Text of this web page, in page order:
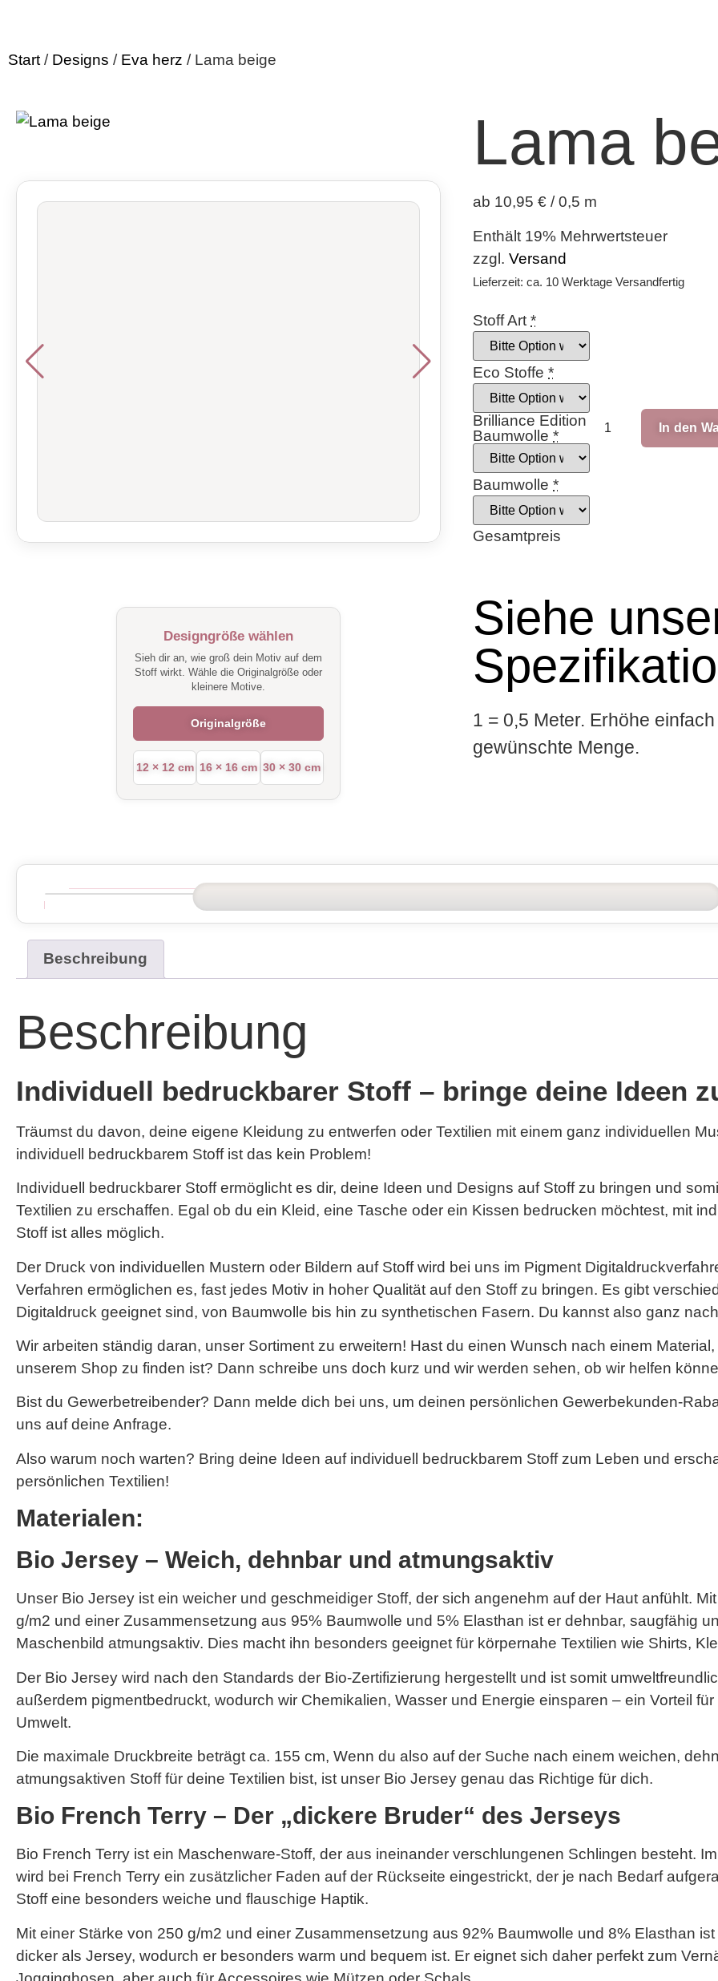
Start / Designs / Eva herz / Lama beige
Designgröße wählen
Sieh dir an, wie groß dein Motiv auf dem
Stoff wirkt. Wähle die Originalgröße oder
kleinere Motive.
Originalgröße
12 × 12 cm 16 × 16 cm 30 × 30 cm
Lama
ab 10,95 € / 0,5 m
Enthält 19% Mehrwertsteuer
zzgl. Versand
Lieferzeit: ca. 10 Werktage Versandfertig
Stoff Art *
Eco Stoffe *
Brilliance Edition
Baumwolle *
Baumwolle *
Gesamtpreis
In den
Siehe
1 = 0,5 Meter. Erhöhe
gewünschte Menge.
Beschreibung
Beschreibung
Individuell bedruckbarer Stoff – bringe deine Ideen
Träumst du davon, deine eigene Kleidung zu entwerfen oder Textilien mit einem ganz individuellen
individuell bedruckbarem Stoff ist das kein Problem!
Individuell bedruckbarer Stoff ermöglicht es dir, deine Ideen und Designs auf Stoff zu bringen und
Textilien zu erschaffen. Egal ob du ein Kleid, eine Tasche oder ein Kissen bedrucken möchtest, mit
Stoff ist alles möglich.
Der Druck von individuellen Mustern oder Bildern auf Stoff wird bei uns im Pigment
Verfahren ermöglichen es, fast jedes Motiv in hoher Qualität auf den Stoff zu bringen. Es gibt
Digitaldruck geeignet sind, von Baumwolle bis hin zu synthetischen Fasern. Du kannst also ganz
Wir arbeiten ständig daran, unser Sortiment zu erweitern! Hast du einen Wunsch nach einem
unserem Shop zu finden ist? Dann schreibe uns doch kurz und wir werden sehen, ob wir helfen
Bist du Gewerbetreibender? Dann melde dich bei uns, um deinen persönlichen Gewerbekunden-
uns auf deine Anfrage.
Also warum noch warten? Bring deine Ideen auf individuell bedruckbarem Stoff zum Leben und
persönlichen Textilien!
Materialen:
Bio Jersey – Weich, dehnbar und atmungsaktiv
Unser Bio Jersey ist ein weicher und geschmeidiger Stoff, der sich angenehm auf der Haut anfühlt.
g/m2 und einer Zusammensetzung aus 95% Baumwolle und 5% Elasthan ist er dehnbar, saugfähig
Maschenbild atmungsaktiv. Dies macht ihn besonders geeignet für körpernahe Textilien wie Shirts,
Der Bio Jersey wird nach den Standards der Bio-Zertifizierung hergestellt und ist somit
außerdem pigmentbedruckt, wodurch wir Chemikalien, Wasser und Energie einsparen – ein Vorteil
Umwelt.
Die maximale Druckbreite beträgt ca. 155 cm, Wenn du also auf der Suche nach einem weichen,
atmungsaktiven Stoff für deine Textilien bist, ist unser Bio Jersey genau das Richtige für dich.
Bio French Terry – Der „dickere Bruder“ des Jerseys
Bio French Terry ist ein Maschenware-Stoff, der aus ineinander verschlungenen Schlingen besteht.
wird bei French Terry ein zusätzlicher Faden auf der Rückseite eingestrickt, der je nach Bedarf
Stoff eine besonders weiche und flauschige Haptik.
Mit einer Stärke von 250 g/m2 und einer Zusammensetzung aus 92% Baumwolle und 8% Elasthan
dicker als Jersey, wodurch er besonders warm und bequem ist. Er eignet sich daher perfekt zum